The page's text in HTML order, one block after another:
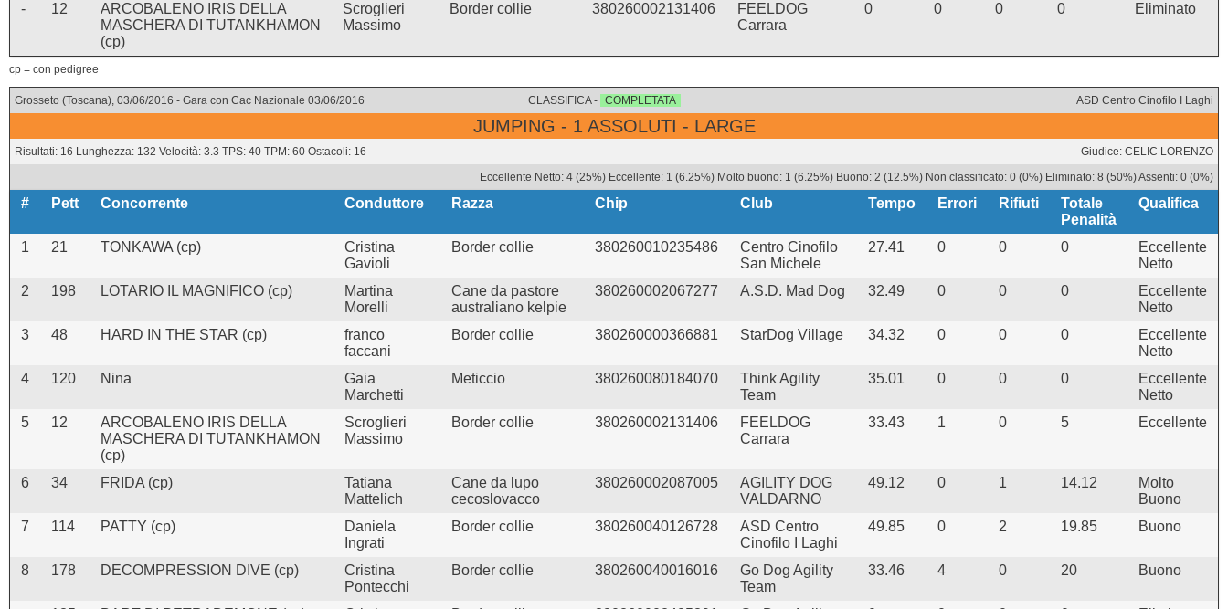
- 12
ARCOBALENO IRIS DELLA
MASCHERA DI TUTANKHAMON
(cp)
Scroglieri
Massimo
Border collie 380260002131406
FEELDOG
Carrara
0 0 0 0 Eliminato
cp = con pedigree
Grosseto (Toscana), 03/06/2016 - Gara con Cac Nazionale 03/06/2016 CLASSIFICA - COMPLETATA ASD Centro Cinofilo I Laghi
JUMPING - 1 ASSOLUTI - LARGE
Risultati: 16 Lunghezza: 132 Velocità: 3.3 TPS: 40 TPM: 60 Ostacoli: 16
Giudice: CELIC LORENZO
Eccellente Netto: 4 (25%) Eccellente: 1 (6.25%) Molto buono: 1 (6.25%) Buono: 2 (12.5%) Non classificato: 0 (0%) Eliminato: 8 (50%) Assenti: 0 (0%)
# Pett Concorrente Conduttore Razza Chip Club Tempo Errori Rifiuti
Totale
Penalità
Qualifica
1 21 TONKAWA (cp)
Cristina
Gavioli
Border collie 380260010235486
Centro Cinofilo
San Michele
27.41 0 0 0
Eccellente
Netto
2
198 LOTARIO IL MAGNIFICO (cp)
Martina
Morelli
Cane da pastore
australiano kelpie
380260002067277 A.S.D. Mad Dog 32.49 0 0 0
Eccellente
Netto
3
48 HARD IN THE STAR (cp)
franco
faccani
Border collie 380260000366881 StarDog Village 34.32 0 0 0
Eccellente
Netto
4
120 Nina
Gaia
Marchetti
Meticcio 380260080184070
Think Agility
Team
35.01 0 0 0
Eccellente
Netto
5
12
ARCOBALENO IRIS DELLA
MASCHERA DI TUTANKHAMON
(cp)
Scroglieri
Massimo
Border collie 380260002131406
FEELDOG
Carrara
33.43 1 0 5 Eccellente
6 34 FRIDA (cp)
Tatiana
Mattelich
Cane da lupo
cecoslovacco
380260002087005
AGILITY DOG
VALDARNO
49.12 0 1 14.12
Molto
Buono
7
114 PATTY (cp)
Daniela
Ingrati
Border collie 380260040126728
ASD Centro
Cinofilo I Laghi
49.85 0 2 19.85 Buono
8 178 DECOMPRESSION DIVE (cp)
Cristina
Pontecchi
Border collie 380260040016016
Go Dog Agility
Team
33.46 4 0 20 Buono